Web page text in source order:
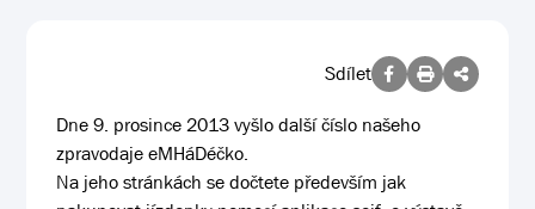
Sdílet
Dne 9. prosince 2013 vyšlo další číslo našeho
zpravodaje eMHáDéčko.
Na jeho stránkách se dočtete především jak